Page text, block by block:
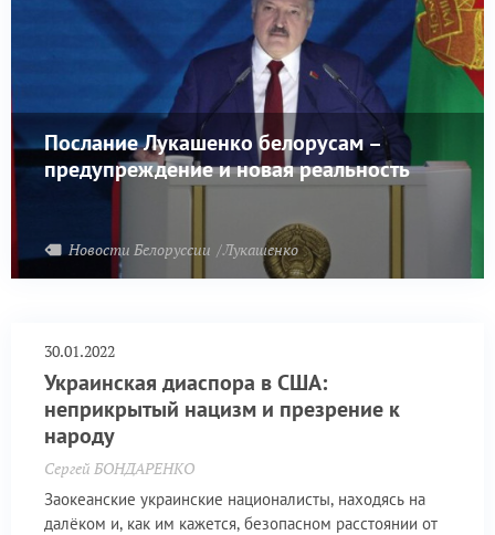
Послание Лукашенко белорусам –
предупреждение и новая реальность
Новости Белоруссии Лукашенко
30.01.2022
Украинская диаспора в США:
неприкрытый нацизм и презрение к
народу
Сергей БОНДАРЕНКО
Заокеанские украинские националисты, находясь на
далёком и, как им кажется, безопасном расстоянии от